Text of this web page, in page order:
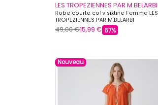
LES TROPEZIENNES PAR M.BELARBI
Robe courte col v sixtine Femme LES
TROPEZIENNES PAR M.BELARBI
49,00 €15,99 € 67%
Nouveau